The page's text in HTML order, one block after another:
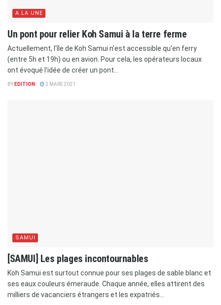
A LA UNE
Un pont pour relier Koh Samui à la terre ferme
Actuellement, l'île de Koh Samui n'est accessible qu'en ferry
(entre 5h et 19h) ou en avion. Pour cela, les opérateurs locaux
ont évoqué l'idée de créer un pont...
BY EDITION 2 MARS 2021
SAMUI
[SAMUI] Les plages incontournables
Koh Samui est surtout connue pour ses plages de sable blanc et
ses eaux couleurs émeraude. Chaque année, elles attirent des
milliers de vacanciers étrangers et les expatriés...